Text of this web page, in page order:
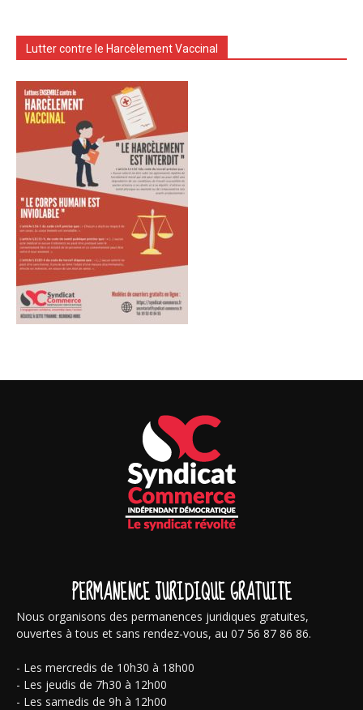
Lutter contre le Harcèlement Vaccinal
PERMANENCE JURIDIQUE GRATUITE
Nous organisons des permanences juridiques gratuites,
ouvertes à tous et sans rendez-vous, au 07 56 87 86 86.
- Les mercredis de 10h30 à 18h00
- Les jeudis de 7h30 à 12h00
- Les samedis de 9h à 12h00